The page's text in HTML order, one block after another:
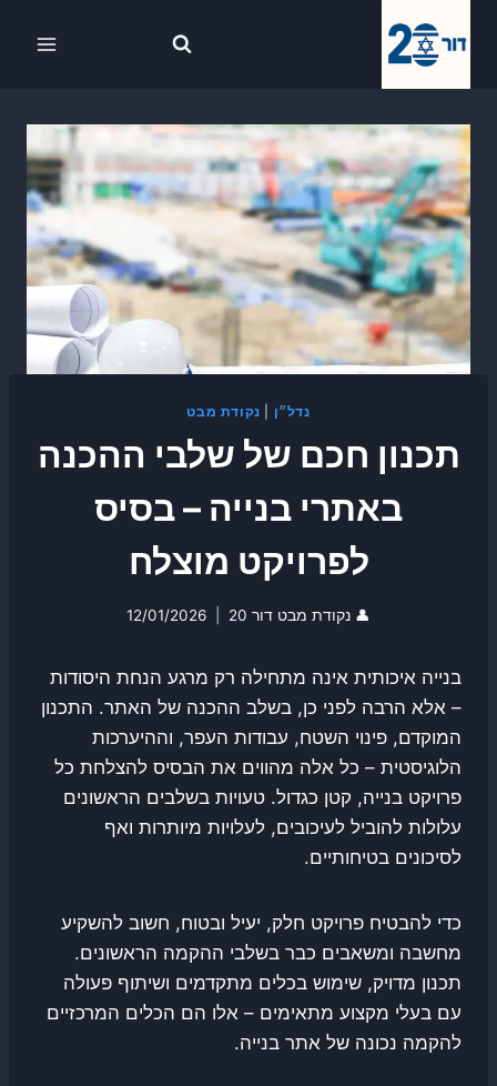
נדל״ן נקודת מבט
תכנון חכם של שלבי ההכנה
באתרי בנייה – בסיס
לפרויקט מוצלח
👤 נקודת מבט דור 20 12/01/2026
בנייה איכותית אינה מתחילה רק מרגע הנחת היסודות
– אלא הרבה לפני כן, בשלב ההכנה של האתר. התכנון
המוקדם, פינוי השטח, עבודות העפר, וההיערכות
הלוגיסטית – כל אלה מהווים את הבסיס להצלחת כל
פרויקט בנייה, קטן כגדול. טעויות בשלבים הראשונים
עלולות להוביל לעיכובים, לעלויות מיותרות ואף
לסיכונים בטיחותיים.
כדי להבטיח פרויקט חלק, יעיל ובטוח, חשוב להשקיע
מחשבה ומשאבים כבר בשלבי ההקמה הראשונים.
תכנון מדויק, שימוש בכלים מתקדמים ושיתוף פעולה
עם בעלי מקצוע מתאימים – אלו הם הכלים המרכזיים
להקמה נכונה של אתר בנייה.